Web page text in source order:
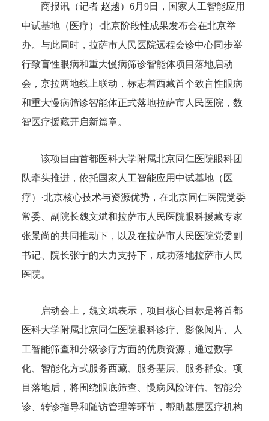
商报讯（记者 赵越）6月9日，国家人工智能应用
中试基地（医疗）·北京阶段性成果发布会在北京举
办。与此同时，拉萨市人民医院远程会诊中心同步举
行致盲性眼病和重大慢病筛诊智能体项目落地启动
会，京拉两地线上联动，标志着西藏首个致盲性眼病
和重大慢病筛诊智能体正式落地拉萨市人民医院，数
智医疗援藏开启新篇章。
该项目由首都医科大学附属北京同仁医院眼科团
队牵头推进，依托国家人工智能应用中试基地（医
疗）·北京核心技术与资源优势，在北京同仁医院党委
常委、副院长魏文斌和拉萨市人民医院眼科援藏专家
张景尚的共同推动下，以及在拉萨市人民医院党委副
书记、院长张宁的大力支持下，成功落地拉萨市人民
医院。
启动会上，魏文斌表示，项目核心目标是将首都
医科大学附属北京同仁医院眼科诊疗、影像阅片、人
工智能筛查和分级诊疗方面的优质资源，通过数字
化、智能化方式服务西藏、服务基层、服务群众。项
目落地后，将围绕眼底筛查、慢病风险评估、智能分
诊、转诊指导和随访管理等环节，帮助基层医疗机构